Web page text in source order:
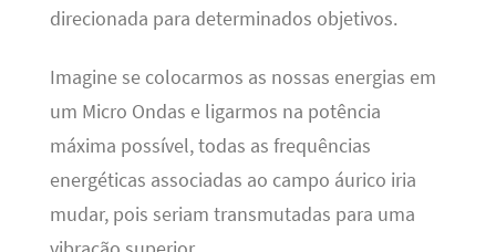
direcionada para determinados objetivos.
Imagine se colocarmos as nossas energias em
um Micro Ondas e ligarmos na potência
máxima possível, todas as frequências
energéticas associadas ao campo áurico iria
mudar, pois seriam transmutadas para uma